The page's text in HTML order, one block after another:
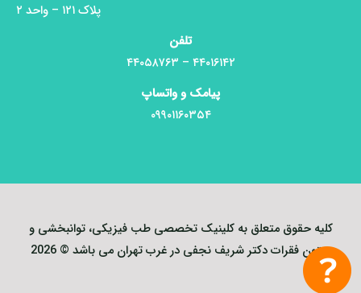
پلاک ۱۲۱ – واحد ۲
تلفن
۴۴۰۱۶۱۴۲ – ۴۴۰۵۸۷۶۳
پیامک و واتساپ
۰۹۹۰۱۱۶۰۳۵۴
کلیه حقوق متعلق به کلینیک تخصصی طب فیزیکی، توانبخشی و
ستون فقرات​ دکتر شریف نجفی در غرب تهران می باشد © 2026